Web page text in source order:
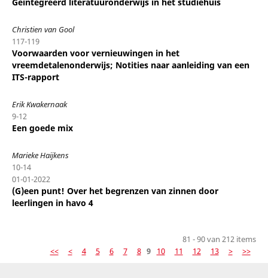
Christien van Gool
117-119
Voorwaarden voor vernieuwingen in het
vreemdetalenonderwijs; Notities naar aanleiding van een
ITS-rapport
Erik Kwakernaak
9-12
Een goede mix
Marieke Haijkens
10-14
01-01-2022
(G)een punt! Over het begrenzen van zinnen door
leerlingen in havo 4
81 - 90 van 212 items
<<
< 4 5 6 7 8 9 10 11 12 13 > >>